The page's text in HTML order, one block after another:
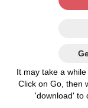
It may take a
Click on Go, then
'download' to